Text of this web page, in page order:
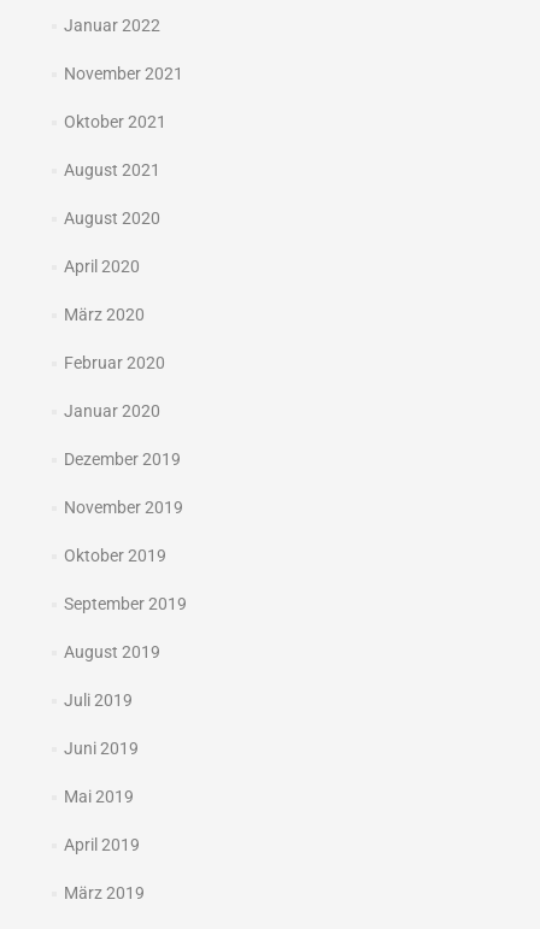
Januar 2022
November 2021
Oktober 2021
August 2021
August 2020
April 2020
März 2020
Februar 2020
Januar 2020
Dezember 2019
November 2019
Oktober 2019
September 2019
August 2019
Juli 2019
Juni 2019
Mai 2019
April 2019
März 2019